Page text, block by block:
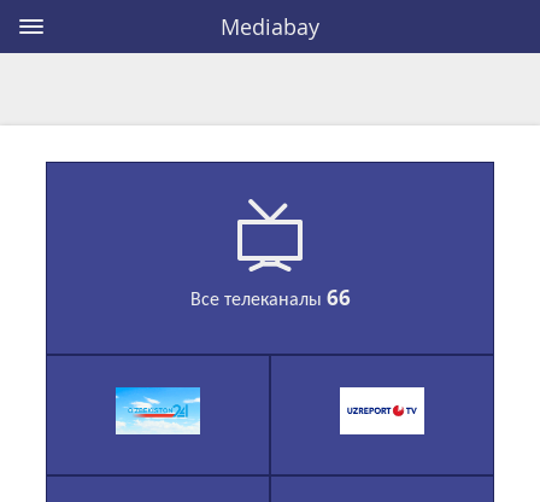
Mediabay
Все телеканалы 66